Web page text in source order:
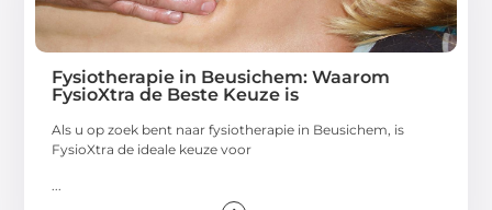
Fysiotherapie in Beusichem: Waarom
FysioXtra de Beste Keuze is
Als u op zoek bent naar fysiotherapie in Beusichem, is
FysioXtra de ideale keuze voor